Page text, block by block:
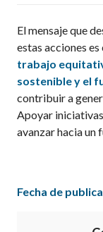
El mensaje que
estas acciones es
trabajo
sostenible y el
contribuir a
Apoyar
avanzar hacia un
Fecha de